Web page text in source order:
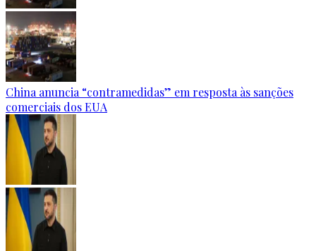
China anuncia “contramedidas” em resposta às sanções
comerciais dos EUA